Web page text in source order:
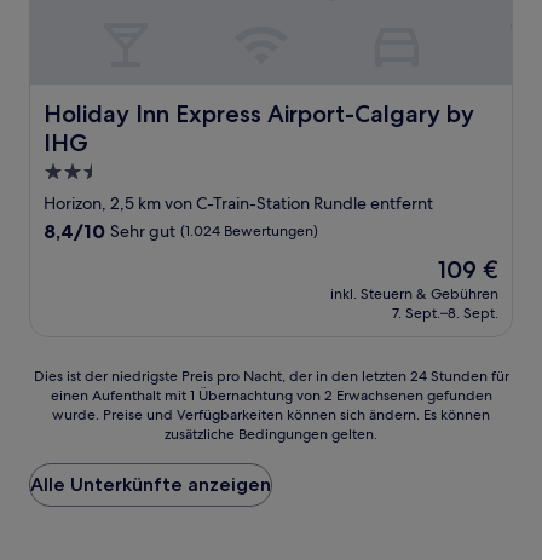
Holiday Inn Express Airport-Calgary by
IHG
Holiday Inn Express Airport-Calgary by IHG
2.5-
Sterne-
Unterkunft
Horizon, 2,5 km von C-Train-Station Rundle entfernt
8.4
8,4/10 Sehr gut (1.024 Bewertungen)
Der
Preis
beträgt
109 €
inkl. Steuern & Gebühren
7. Sept.–8. Sept.
Dies
der
Preis
pro
Nacht,
Dies ist der niedrigste Preis pro Nacht, der in den letzten 24 Stunden für
einen Aufenthalt mit 1 Übernachtung von 2 Erwachsenen gefunden
wurde. Preise und Verfügbarkeiten können sich ändern. Es können
zusätzliche Bedingungen gelten.
Alle Unterkünfte anzeigen